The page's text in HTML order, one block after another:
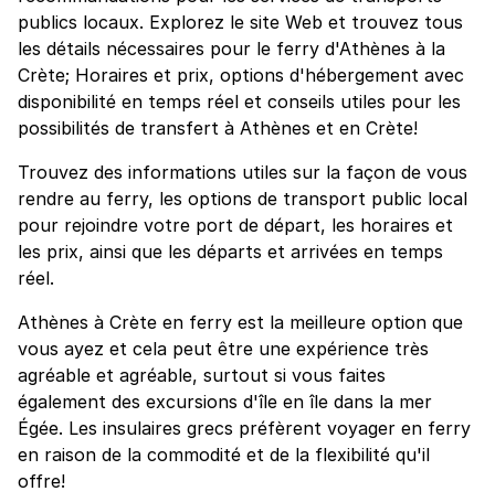
publics locaux. Explorez le site Web et trouvez tous
les détails nécessaires pour le ferry d'Athènes à la
Crète; Horaires et prix, options d'hébergement avec
disponibilité en temps réel et conseils utiles pour les
possibilités de transfert à Athènes et en Crète!
Trouvez des informations utiles sur la façon de vous
rendre au ferry, les options de transport public local
pour rejoindre votre port de départ, les horaires et
les prix, ainsi que les départs et arrivées en temps
réel.
Athènes à Crète en ferry est la meilleure option que
vous ayez et cela peut être une expérience très
agréable et agréable, surtout si vous faites
également des excursions d'île en île dans la mer
Égée. Les insulaires grecs préfèrent voyager en ferry
en raison de la commodité et de la flexibilité qu'il
offre!